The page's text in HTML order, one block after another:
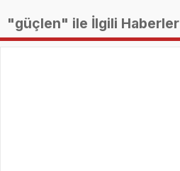
"güçlen" ile İlgili Haberler